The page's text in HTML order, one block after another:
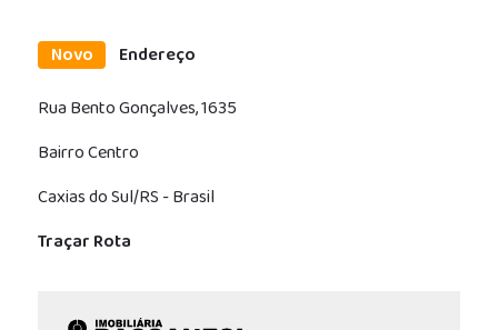
Novo
Endereço
Rua Bento Gonçalves, 1635
Bairro Centro
Caxias do Sul/RS - Brasil
Traçar Rota